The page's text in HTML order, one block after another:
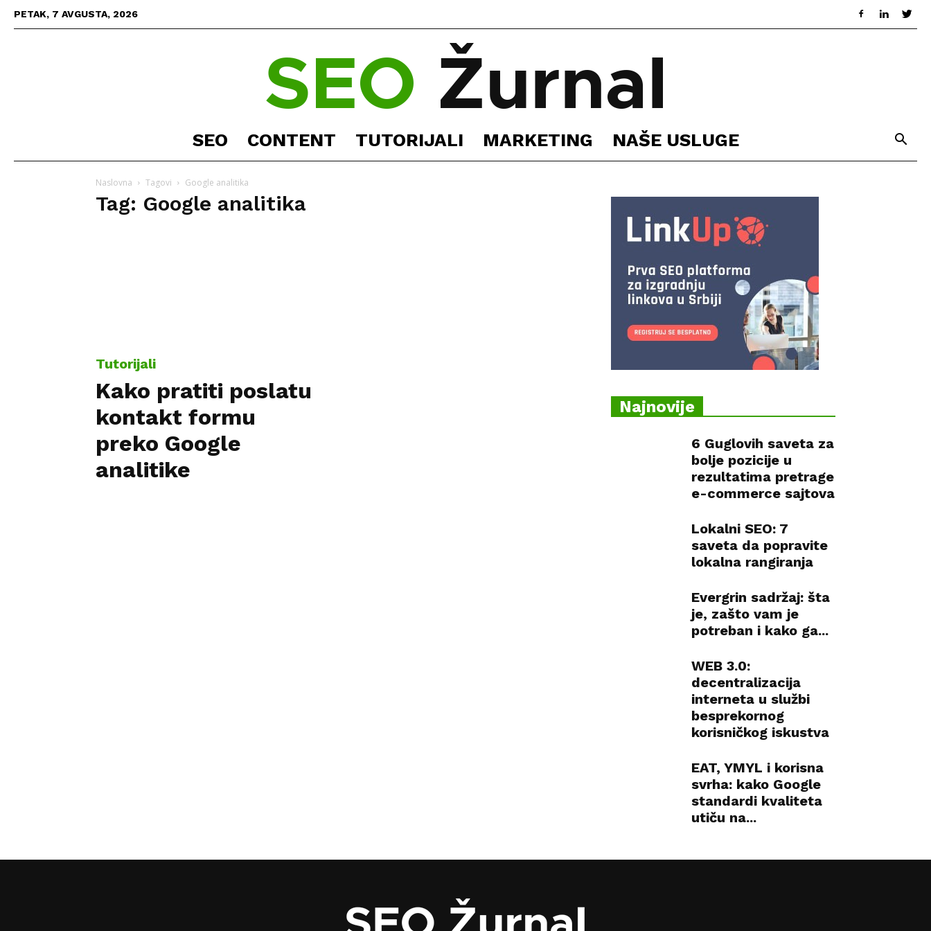
PETAK, 7 AVGUSTA, 2026
SEO
SEO CONTENT TUTORIJALI MARKETING NAŠE USLUGE
Naslovna Tagovi Google analitika
Tag: Google analitika
Tutorijali
Kako pratiti poslatu
kontakt formu
preko Google
analitike
Najnovije
6 Guglovih saveta za
bolje pozicije u
rezultatima pretrage
e-commerce sajtova
Lokalni SEO: 7
saveta da popravite
lokalna rangiranja
Evergrin sadržaj: šta
je, zašto vam je
potreban i kako ga...
WEB 3.0:
decentralizacija
interneta u službi
besprekornog
korisničkog iskustva
EAT, YMYL i korisna
svrha: kako Google
standardi kvaliteta
utiču na...